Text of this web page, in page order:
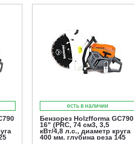
есть в наличии
Бензорез Holzfforma GC790
16" (PRC, 74 см3, 3,5
кВт/4,8 л.с., диаметр круга
400 мм, глубина реза 145